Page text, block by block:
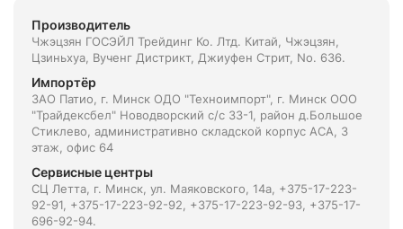
Производитель
Чжэцзян ГОСЭЙЛ Трейдинг Ко. Лтд. Китай, Чжэцзян,
Цзиньхуа, Вученг Дистрикт, Джиуфен Стрит, No. 636.
Импортёр
ЗАО Патио, г. Минск ОДО "Техноимпорт", г. Минск ООО
"Трайдексбел" Новодворский с/с 33-1, район д.Большое
Стиклево, административно складской корпус АСА, 3
этаж, офис 64
Сервисные центры
СЦ Летта, г. Минск, ул. Маяковского, 14а, +375-17-223-
92-91, +375-17-223-92-92, +375-17-223-92-93, +375-17-
696-92-94.